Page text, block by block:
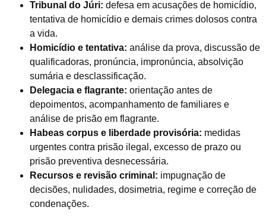
Tribunal do Júri: defesa em acusações de homicídio,
tentativa de homicídio e demais crimes dolosos contra
a vida.
Homicídio e tentativa: análise da prova, discussão de
qualificadoras, pronúncia, impronúncia, absolvição
sumária e desclassificação.
Delegacia e flagrante: orientação antes de
depoimentos, acompanhamento de familiares e
análise de prisão em flagrante.
Habeas corpus e liberdade provisória: medidas
urgentes contra prisão ilegal, excesso de prazo ou
prisão preventiva desnecessária.
Recursos e revisão criminal: impugnação de
decisões, nulidades, dosimetria, regime e correção de
condenações.